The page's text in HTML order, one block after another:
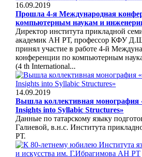
16.09.2019
Прошла 4-я Международная
компьютерным наукам и
Директор института прикладной
академик АН РТ, профессор КФУ
принял участие в работе 4-й
конференции по компьютерным
(4 th International...
14.09.2019
Вышла коллективная монография
Insights into Syllabic Structures»
Данные по татарскому языку
Галиевой, в.н.с. Института
РТ.